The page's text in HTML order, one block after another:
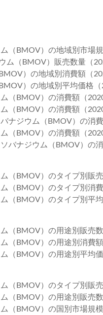
（BMOV）の地域別市場
ム（BMOV）販売数量（
）の地域別消費額（
）の地域別平均価格（
（BMOV）の消費額（
（BMOV）の消費額（
ナジウム（BMOV）の消
（BMOV）の消費額（
バナジウム（BMOV）の
（BMOV）のタイプ別販
（BMOV）のタイプ別消
（BMOV）のタイプ別平
（BMOV）の用途別販売
（BMOV）の用途別消費
（BMOV）の用途別平均
（BMOV）のタイプ別販
（BMOV）の用途別販売
（BMOV）の国別市場規模